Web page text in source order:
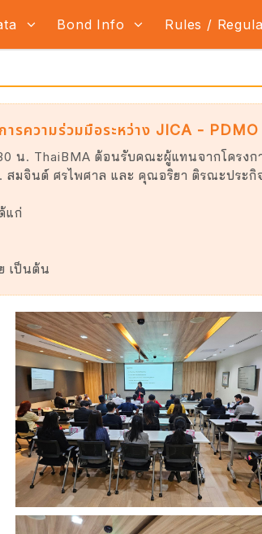
Bond Info Rules /
รความร่วมมือระหว่าง JICA - PDMO
น. ThaiBMA ต้อนรับคณะผู้แทนจากโครงก
สมจินต์ ศรไพศาล และ คุณอริยา ติรณะประ
แก่
เป็นต้น